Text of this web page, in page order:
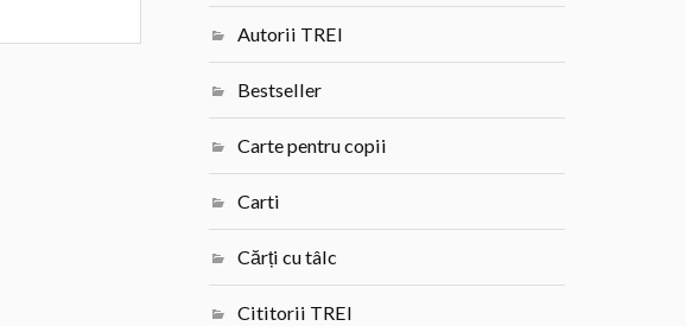
Autorii TREI
Bestseller
Carte pentru copii
Carti
Cărți cu tâlc
Cititorii TREI